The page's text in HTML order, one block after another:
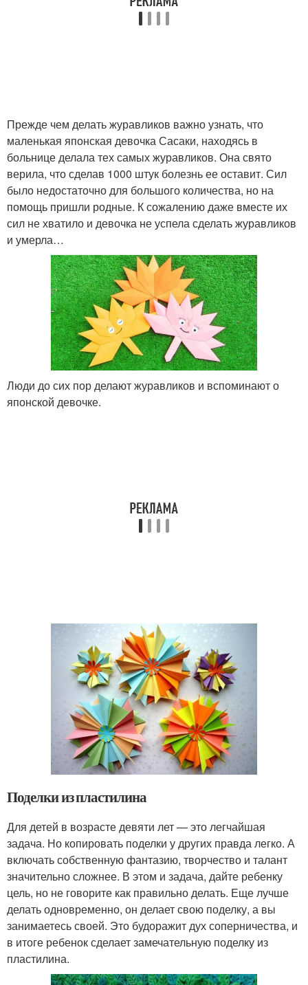
Прежде чем делать журавликов важно узнать, что
маленькая японская девочка Сасаки, находясь в
больнице делала тех самых журавликов. Она свято
верила, что сделав 1000 штук болезнь ее оставит. Сил
было недостаточно для большого количества, но на
помощь пришли родные. К сожалению даже вместе их
сил не хватило и девочка не успела сделать журавликов
и умерла…
Люди до сих пор делают журавликов и вспоминают о
японской девочке.
Поделки из пластилина
Для детей в возрасте девяти лет — это легчайшая
задача. Но копировать поделки у других правда легко. А
включать собственную фантазию, творчество и талант
значительно сложнее. В этом и задача, дайте ребенку
цель, но не говорите как правильно делать. Еще лучше
делать одновременно, он делает свою поделку, а вы
занимаетесь своей. Это будоражит дух соперничества, и
в итоге ребенок сделает замечательную поделку из
пластилина.